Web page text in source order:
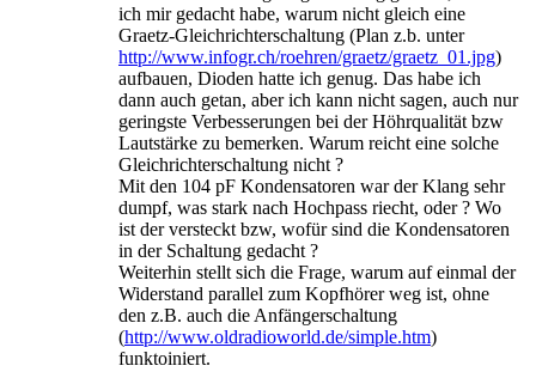
ich mir gedacht habe, warum nicht gleich eine
Graetz-Gleichrichterschaltung (Plan z.b. unter
http://www.infogr.ch/roehren/graetz/graetz_01.jpg)
aufbauen, Dioden hatte ich genug. Das habe ich
dann auch getan, aber ich kann nicht sagen, auch nur
geringste Verbesserungen bei der Höhrqualität bzw
Lautstärke zu bemerken. Warum reicht eine solche
Gleichrichterschaltung nicht ?
Mit den 104 pF Kondensatoren war der Klang sehr
dumpf, was stark nach Hochpass riecht, oder ? Wo
ist der versteckt bzw, wofür sind die Kondensatoren
in der Schaltung gedacht ?
Weiterhin stellt sich die Frage, warum auf einmal der
Widerstand parallel zum Kopfhörer weg ist, ohne
den z.B. auch die Anfängerschaltung
(http://www.oldradioworld.de/simple.htm)
funktoiniert.